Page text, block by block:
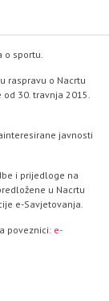
o sportu.
raspravu o Nacrtu
30. travnja 2015.
javnosti
i prijedloge na
u Nacrtu
e-Savjetovanja.
poveznici: e-